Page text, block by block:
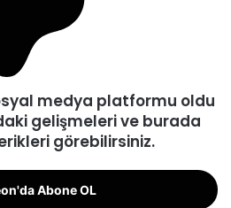
medya platformu oldu
gelişmeleri ve burada
görebilirsiniz.
Abone OL